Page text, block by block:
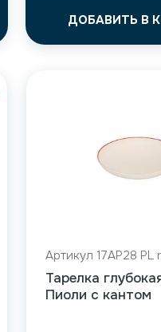
ДОБАВИТЬ В
Артикул 17AP28 PL
Тарелка
Пиоли с кантом